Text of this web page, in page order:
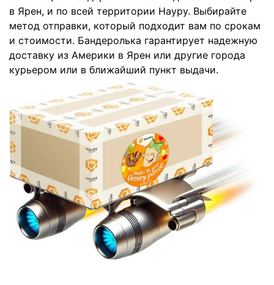
в Ярен, и по всей территории Науру. Выбирайте
метод отправки, который подходит вам по срокам
и стоимости. Бандеролька гарантирует надежную
доставку из Америки в Ярен или другие города
курьером или в ближайший пункт выдачи.